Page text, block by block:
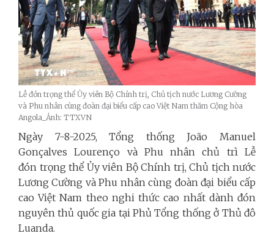
Lễ đón trọng thể Ủy viên Bộ Chính trị, Chủ tịch nước Lương Cường
và Phu nhân cùng đoàn đại biểu cấp cao Việt Nam thăm Cộng hòa
Angola_Ảnh: TTXVN
Ngày 7-8-2025,Tổng thống João Manuel
Gonçalves Lourenço và Phu nhân chủ trì Lễ
đón trọng thể Ủy viên Bộ Chính trị, Chủ tịch nước
Lương Cường và Phu nhân cùng đoàn đại biểu cấp
cao Việt Nam theo nghi thức cao nhất dành đón
nguyên thủ quốc gia tại Phủ Tổng thống ở Thủ đô
Luanda.